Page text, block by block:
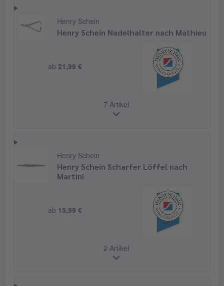
Henry Schein
Henry Schein Nadelhalter nach Mathieu
ab 21,99 €
7 Artikel
Henry Schein
Henry Schein Scharfer Löffel nach
Martini
ab 15,99 €
2 Artikel